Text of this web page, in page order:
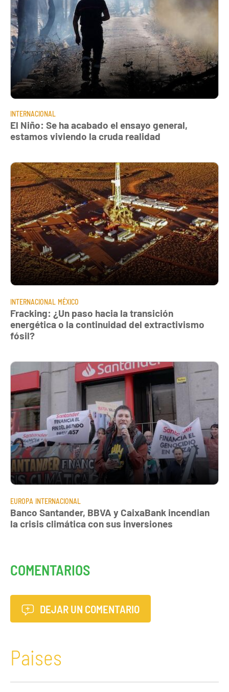
INTERNACIONAL
El Niño: Se ha acabado el ensayo general,
estamos viviendo la cruda realidad
INTERNACIONAL MÉXICO
Fracking: ¿Un paso hacia la transición
energética o la continuidad del extractivismo
fósil?
EUROPA INTERNACIONAL
Banco Santander, BBVA y CaixaBank incendian
la crisis climática con sus inversiones
COMENTARIOS
DEJAR UN COMENTARIO
Paises